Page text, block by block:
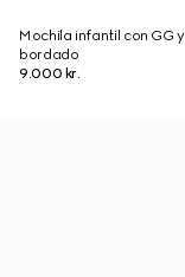
Mochila infantil con GG y
bordado
9.000 kr.